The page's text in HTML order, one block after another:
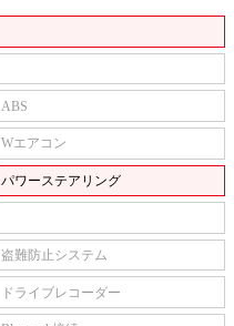
ABS
Wエアコン
パワーステアリング
盗難防止システム
ドライブレコーダー